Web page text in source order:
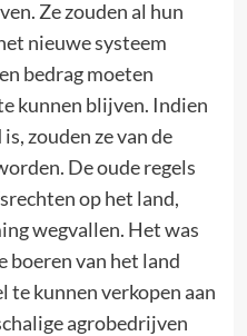
Ze zouden al hun
nieuwe systeem
bedrag moeten
kunnen blijven. Indien
zouden ze van de
De oude regels
op het land,
wegvallen. Het was
van het land
te kunnen verkopen aan
agrobedrijven